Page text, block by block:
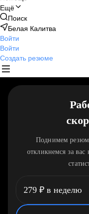
Ещё
Поиск
Белая Калитва
Войти
Войти
Создать резюме
Поднимем
откликнемся за
279 ₽ в неделю